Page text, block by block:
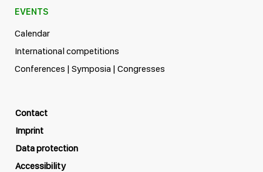
EVENTS
Calendar
International competitions
Conferences | Symposia | Congresses
Contact
Imprint
Data protection
Accessibility